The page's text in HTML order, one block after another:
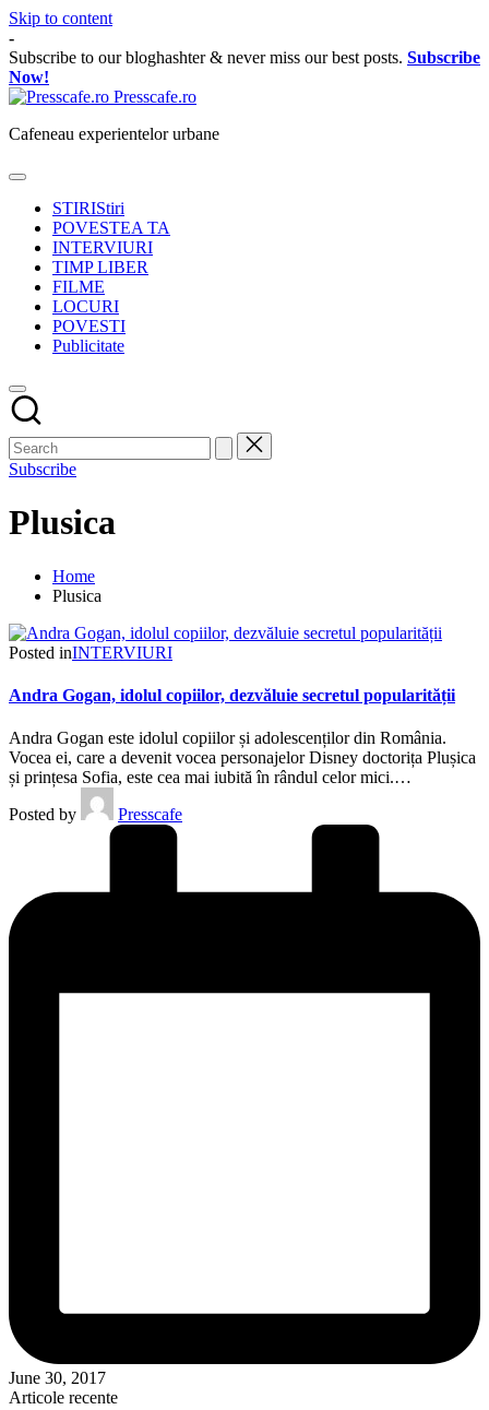
Skip to content
-
Subscribe to our bloghashter & never miss our best posts. Subscribe
Now!
Presscafe.ro
Cafeneau experientelor urbane
STIRIStiri
POVESTEA TA
INTERVIURI
TIMP LIBER
FILME
LOCURI
POVESTI
Publicitate
Subscribe
Plusica
Home
Plusica
Posted inINTERVIURI
Andra Gogan, idolul copiilor, dezvăluie secretul popularității
Andra Gogan este idolul copiilor și adolescenților din România.
Vocea ei, care a devenit vocea personajelor Disney doctorița Plușica
și prințesa Sofia, este cea mai iubită în rândul celor mici.…
Posted by
Presscafe
June 30, 2017
Articole recente